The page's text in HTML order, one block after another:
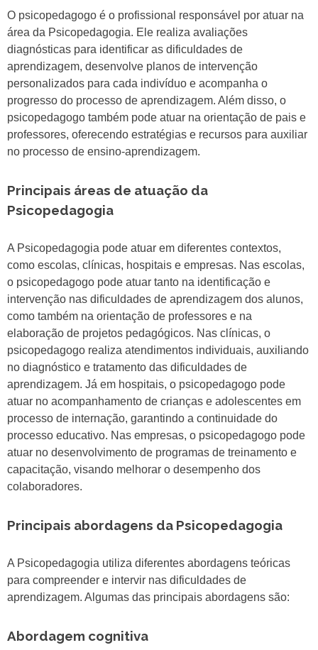
O psicopedagogo é o profissional responsável por atuar na
área da Psicopedagogia. Ele realiza avaliações
diagnósticas para identificar as dificuldades de
aprendizagem, desenvolve planos de intervenção
personalizados para cada indivíduo e acompanha o
progresso do processo de aprendizagem. Além disso, o
psicopedagogo também pode atuar na orientação de pais e
professores, oferecendo estratégias e recursos para auxiliar
no processo de ensino-aprendizagem.
Principais áreas de atuação da
Psicopedagogia
A Psicopedagogia pode atuar em diferentes contextos,
como escolas, clínicas, hospitais e empresas. Nas escolas,
o psicopedagogo pode atuar tanto na identificação e
intervenção nas dificuldades de aprendizagem dos alunos,
como também na orientação de professores e na
elaboração de projetos pedagógicos. Nas clínicas, o
psicopedagogo realiza atendimentos individuais, auxiliando
no diagnóstico e tratamento das dificuldades de
aprendizagem. Já em hospitais, o psicopedagogo pode
atuar no acompanhamento de crianças e adolescentes em
processo de internação, garantindo a continuidade do
processo educativo. Nas empresas, o psicopedagogo pode
atuar no desenvolvimento de programas de treinamento e
capacitação, visando melhorar o desempenho dos
colaboradores.
Principais abordagens da Psicopedagogia
A Psicopedagogia utiliza diferentes abordagens teóricas
para compreender e intervir nas dificuldades de
aprendizagem. Algumas das principais abordagens são:
Abordagem cognitiva